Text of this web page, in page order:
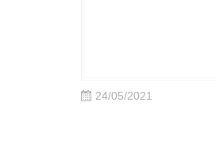
24/05/2021